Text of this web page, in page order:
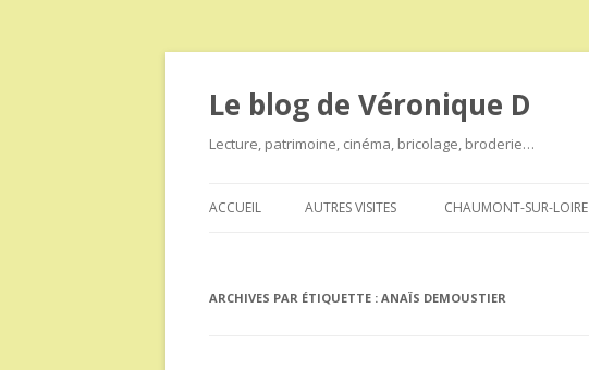
Le blog de Véronique D
Lecture, patrimoine, cinéma, bricolage, broderie…
ACCUEIL AUTRES VISITES CHAUMONT-SUR-LOIRE
ARCHIVES PAR ÉTIQUETTE : ANAÏS DEMOUSTIER